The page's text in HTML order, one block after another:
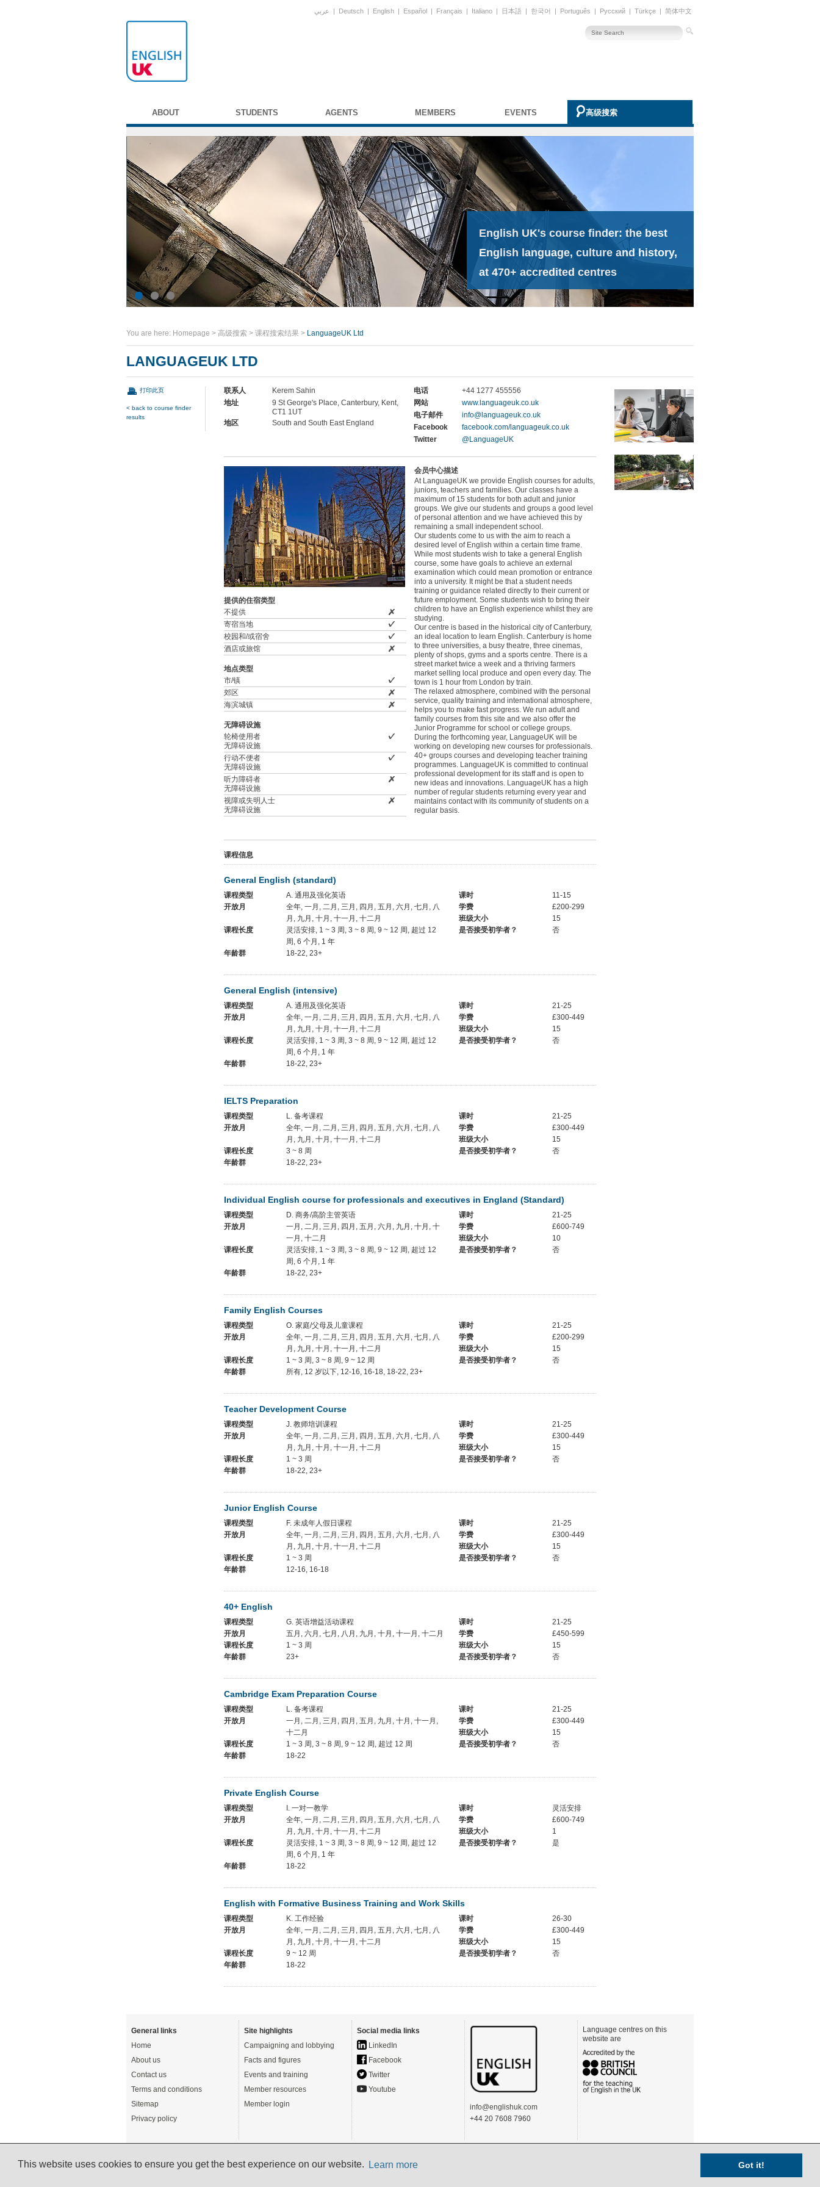
This website uses cookies to ensure you get the best experience on our website. Learn more Got it!
عربي | Deutsch | English | Español | Français | Italiano | 日本語 | 한국어 | Português | Русский | Türkçe | 简体中文
ABOUT STUDENTS AGENTS MEMBERS EVENTS 高级搜索
English UK's course finder: the best
English language, culture and history,
at 470+ accredited centres
You are here: Homepage > 高级搜索 > 课程搜索结果 > LanguageUK Ltd
LANGUAGEUK LTD
打印此页
< back to course finder
results
联系人
Kerem Sahin
地址
9 St George's Place, Canterbury, Kent,
CT1 1UT
地区
South and South East England
电话
+44 1277 455556
网站
www.languageuk.co.uk
电子邮件
info@languageuk.co.uk
Facebook
facebook.com/languageuk.co.uk
Twitter
@LanguageUK
提供的住宿类型
不提供
寄宿当地
校园和/或宿舍
酒店或旅馆
地点类型
市/镇
郊区
海滨城镇
无障碍设施
轮椅使用者
无障碍设施
行动不便者
无障碍设施
听力障碍者
无障碍设施
视障或失明人士
无障碍设施
会员中心描述
At LanguageUK we provide English courses for adults,
juniors, teachers and families. Our classes have a
maximum of 15 students for both adult and junior
groups. We give our students and groups a good level
of personal attention and we have achieved this by
remaining a small independent school.
Our students come to us with the aim to reach a
desired level of English within a certain time frame.
While most students wish to take a general English
course, some have goals to achieve an external
examination which could mean promotion or entrance
into a university. It might be that a student needs
training or guidance related directly to their current or
future employment. Some students wish to bring their
children to have an English experience whilst they are
studying.
Our centre is based in the historical city of Canterbury,
an ideal location to learn English. Canterbury is home
to three universities, a busy theatre, three cinemas,
plenty of shops, gyms and a sports centre. There is a
street market twice a week and a thriving farmers
market selling local produce and open every day. The
town is 1 hour from London by train.
The relaxed atmosphere, combined with the personal
service, quality training and international atmosphere,
helps you to make fast progress. We run adult and
family courses from this site and we also offer the
Junior Programme for school or college groups.
During the forthcoming year, LanguageUK will be
working on developing new courses for professionals.
40+ groups courses and developing teacher training
programmes. LanguageUK is committed to continual
professional development for its staff and is open to
new ideas and innovations. LanguageUK has a high
number of regular students returning every year and
maintains contact with its community of students on a
regular basis.
课程信息
General English (standard)
课程类型
A. 通用及强化英语
开放月
全年, 一月, 二月, 三月, 四月, 五月, 六月, 七月, 八
月, 九月, 十月, 十一月, 十二月
课程长度
灵活安排, 1 ~ 3 周, 3 ~ 8 周, 9 ~ 12 周, 超过 12
周, 6 个月, 1 年
年龄群
18-22, 23+
课时
11-15
学费
£200-299
班级大小
15
是否接受初学者？
否
General English (intensive)
课程类型
A. 通用及强化英语
开放月
全年, 一月, 二月, 三月, 四月, 五月, 六月, 七月, 八
月, 九月, 十月, 十一月, 十二月
课程长度
灵活安排, 1 ~ 3 周, 3 ~ 8 周, 9 ~ 12 周, 超过 12
周, 6 个月, 1 年
年龄群
18-22, 23+
课时
21-25
学费
£300-449
班级大小
15
是否接受初学者？
否
IELTS Preparation
课程类型
L. 备考课程
开放月
全年, 一月, 二月, 三月, 四月, 五月, 六月, 七月, 八
月, 九月, 十月, 十一月, 十二月
课程长度
3 ~ 8 周
年龄群
18-22, 23+
课时
21-25
学费
£300-449
班级大小
15
是否接受初学者？
否
Individual English course for professionals and executives in England (Standard)
课程类型
D. 商务/高阶主管英语
开放月
一月, 二月, 三月, 四月, 五月, 六月, 九月, 十月, 十
一月, 十二月
课程长度
灵活安排, 1 ~ 3 周, 3 ~ 8 周, 9 ~ 12 周, 超过 12
周, 6 个月, 1 年
年龄群
18-22, 23+
课时
21-25
学费
£600-749
班级大小
10
是否接受初学者？
否
Family English Courses
课程类型
O. 家庭/父母及儿童课程
开放月
全年, 一月, 二月, 三月, 四月, 五月, 六月, 七月, 八
月, 九月, 十月, 十一月, 十二月
课程长度
1 ~ 3 周, 3 ~ 8 周, 9 ~ 12 周
年龄群
所有, 12 岁以下, 12-16, 16-18, 18-22, 23+
课时
21-25
学费
£200-299
班级大小
15
是否接受初学者？
否
Teacher Development Course
课程类型
J. 教师培训课程
开放月
全年, 一月, 二月, 三月, 四月, 五月, 六月, 七月, 八
月, 九月, 十月, 十一月, 十二月
课程长度
1 ~ 3 周
年龄群
18-22, 23+
课时
21-25
学费
£300-449
班级大小
15
是否接受初学者？
否
Junior English Course
课程类型
F. 未成年人假日课程
开放月
全年, 一月, 二月, 三月, 四月, 五月, 六月, 七月, 八
月, 九月, 十月, 十一月, 十二月
课程长度
1 ~ 3 周
年龄群
12-16, 16-18
课时
21-25
学费
£300-449
班级大小
15
是否接受初学者？
否
40+ English
课程类型
G. 英语增益活动课程
开放月
五月, 六月, 七月, 八月, 九月, 十月, 十一月, 十二月
课程长度
1 ~ 3 周
年龄群
23+
课时
21-25
学费
£450-599
班级大小
15
是否接受初学者？
否
Cambridge Exam Preparation Course
课程类型
L. 备考课程
开放月
一月, 二月, 三月, 四月, 五月, 九月, 十月, 十一月,
十二月
课程长度
1 ~ 3 周, 3 ~ 8 周, 9 ~ 12 周, 超过 12 周
年龄群
18-22
课时
21-25
学费
£300-449
班级大小
15
是否接受初学者？
否
Private English Course
课程类型
I. 一对一教学
开放月
全年, 一月, 二月, 三月, 四月, 五月, 六月, 七月, 八
月, 九月, 十月, 十一月, 十二月
课程长度
灵活安排, 1 ~ 3 周, 3 ~ 8 周, 9 ~ 12 周, 超过 12
周, 6 个月, 1 年
年龄群
18-22
课时
灵活安排
学费
£600-749
班级大小
1
是否接受初学者？
是
English with Formative Business Training and Work Skills
课程类型
K. 工作经验
开放月
全年, 一月, 二月, 三月, 四月, 五月, 六月, 七月, 八
月, 九月, 十月, 十一月, 十二月
课程长度
9 ~ 12 周
年龄群
18-22
课时
26-30
学费
£300-449
班级大小
15
是否接受初学者？
否
General links
Home
About us
Contact us
Terms and conditions
Sitemap
Privacy policy
Site highlights
Campaigning and lobbying
Facts and figures
Events and training
Member resources
Member login
Social media links
LinkedIn
Facebook
Twitter
Youtube
info@englishuk.com
+44 20 7608 7960
Language centres on this
website are
© English UK Limited 2026 - All rights reserved - Powered byWebsite Manager- Login